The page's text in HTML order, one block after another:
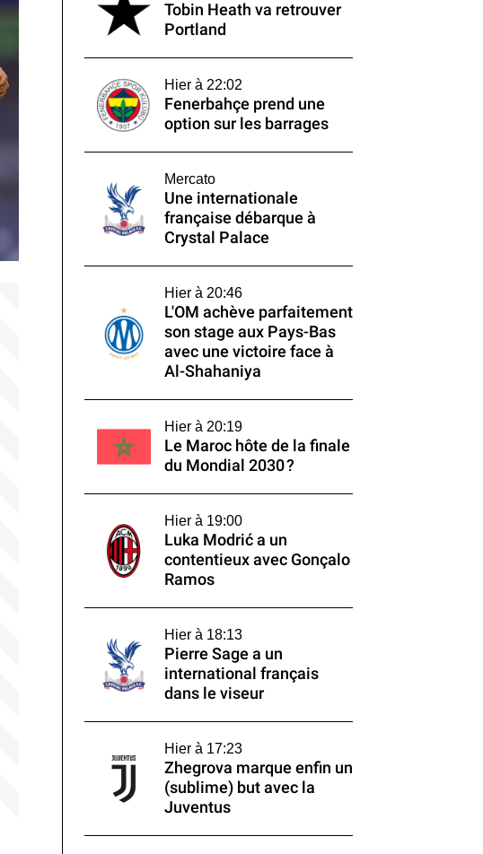
Tobin Heath va retrouver
Portland
Hier à 22:02
Fenerbahçe prend une
option sur les barrages
Mercato
Une internationale
française débarque à
Crystal Palace
Hier à 20:46
L'OM achève parfaitement
son stage aux Pays-Bas
avec une victoire face à
Al-Shahaniya
Hier à 20:19
Le Maroc hôte de la finale
du Mondial 2030 ?
Hier à 19:00
Luka Modrić a un
contentieux avec Gonçalo
Ramos
Hier à 18:13
Pierre Sage a un
international français
dans le viseur
Hier à 17:23
Zhegrova marque enfin un
(sublime) but avec la
Juventus